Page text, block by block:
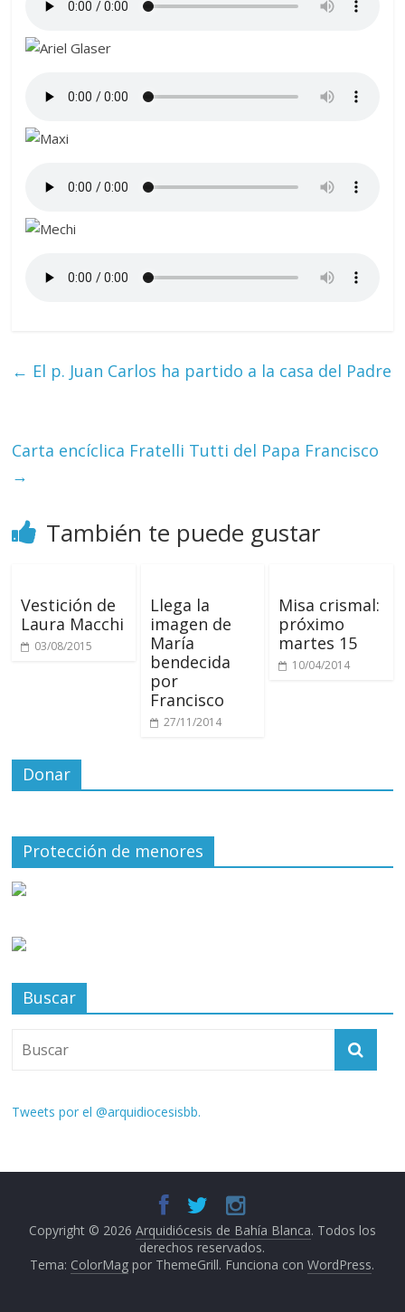
← El p. Juan Carlos ha partido a la casa del Padre
Carta encíclica Fratelli Tutti del Papa Francisco
→
También te puede gustar
Vestición de
Laura Macchi
03/08/2015
Llega la
imagen de
María
bendecida
por
Francisco
27/11/2014
Misa crismal:
próximo
martes 15
10/04/2014
Donar
Protección de menores
Buscar
Tweets por el @arquidiocesisbb.
Copyright © 2026 Arquidiócesis de Bahía Blanca. Todos los
derechos reservados.
Tema: ColorMag por ThemeGrill. Funciona conWordPress.